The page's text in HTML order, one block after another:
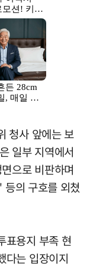
청사 앞에는 보
일부 지역에서
으로 비판하며
의 구호를 외쳤
표용지 부족 현
다는 입장이지